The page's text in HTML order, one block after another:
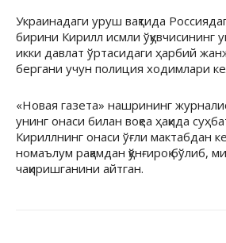
Украинадаги уруш вақтида
бирини Кирилл исмли ўқувчисининг
икки давлат ўртасидаги ҳарбий
бергани учун полиция ходимлари
«Новая газета» нашрининг
унинг онаси билан воқеа ҳақида
Кириллнинг онаси ўғли мактабдан
номаълум рақамдан қўнғироқ бўлиб,
чақиришганини айтган.